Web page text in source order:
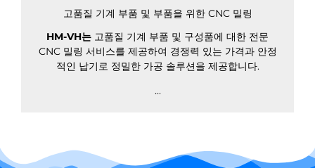
고품질 기계 부품 및 부품을 위한 CNC 밀링
HM-VH는 고품질 기계 부품 및 구성품에 대한 전문
CNC 밀링 서비스를 제공하여 경쟁력 있는 가격과 안정
적인 납기로 정밀한 가공 솔루션을 제공합니다.
...